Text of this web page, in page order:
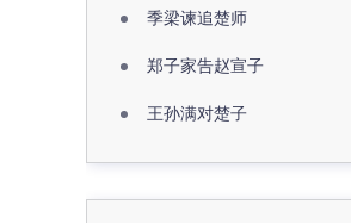
季梁谏追楚师
郑子家告赵宣子
王孙满对楚子